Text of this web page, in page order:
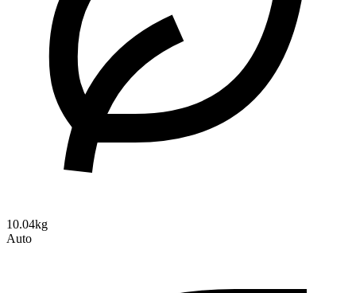
10.04kg
Auto